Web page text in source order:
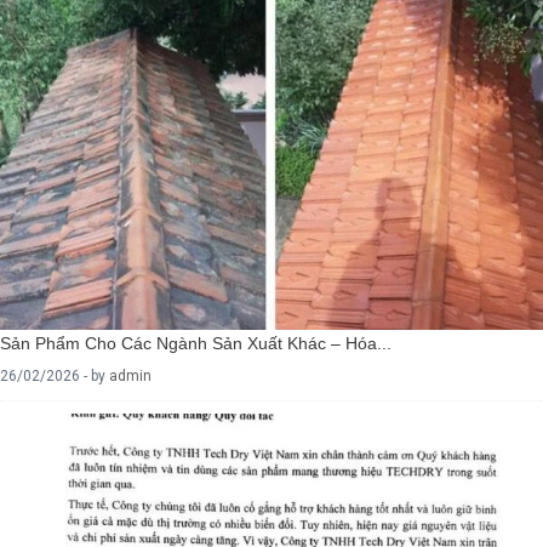
Sản Phẩm Cho Các Ngành Sản Xuất Khác – Hóa...
26/02/2026 - by admin